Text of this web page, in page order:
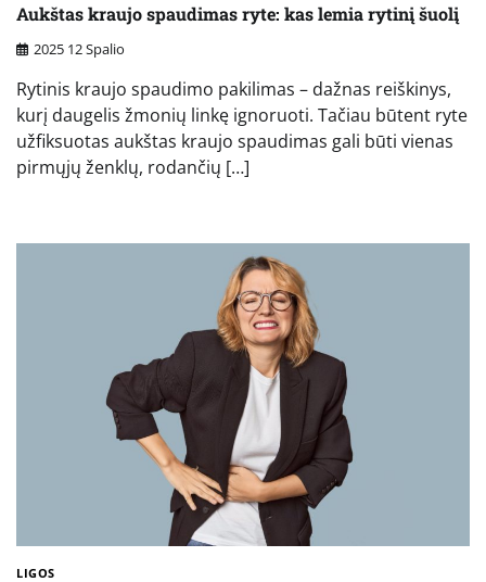
Aukštas kraujo spaudimas ryte: kas lemia rytinį šuolį
2025 12 Spalio
Rytinis kraujo spaudimo pakilimas – dažnas reiškinys,
kurį daugelis žmonių linkę ignoruoti. Tačiau būtent ryte
užfiksuotas aukštas kraujo spaudimas gali būti vienas
pirmųjų ženklų, rodančių […]
LIGOS